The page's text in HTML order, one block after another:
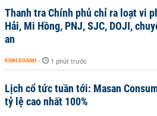
Thanh tra Chính phủ chỉ ra loạt vi
Hải, Mi Hồng, PNJ, SJC, DOJI,
an
KINH DOANH - 1 phút trước
Lịch cổ tức tuần tới: Masan
tỷ lệ cao nhất 100%